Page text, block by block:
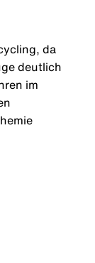
da
deutlich
im